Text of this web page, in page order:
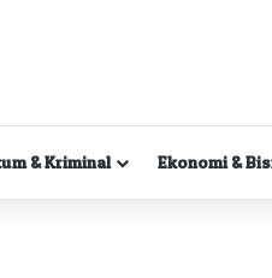
& Kriminal Ekonomi &